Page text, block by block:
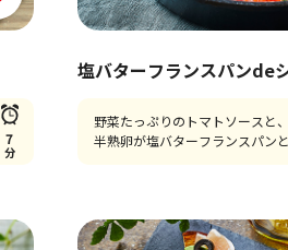
7
分
塩バターフランスパンde
野菜たっぷりのトマトソースと
半熟卵が塩バターフランスパン